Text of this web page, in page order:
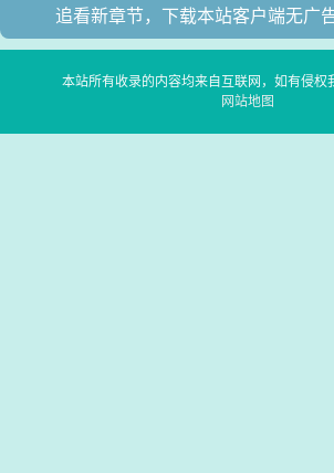
追看新章节，下载本站客户端无广
本站所有收录的内容均来自互联网，如有侵权
网站地图